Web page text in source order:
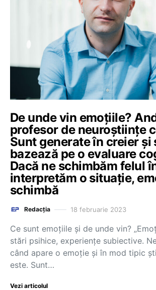
De unde vin emoțiile?
profesor de neuroștiințe
Sunt generate în creier și
bazează pe o evaluare
Dacă ne schimbăm felul
interpretăm o situație,
schimbă
Redacția 18 februarie 2023
Ce sunt emoțiile și de unde vin?
stări psihice, experiențe subiective.
când apare o emoție și în mod tipic
este. Sunt…
Vezi articolul